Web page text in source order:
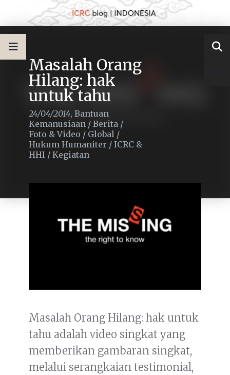
Masalah Orang
Hilang: hak
untuk tahu
24/04/2014, Bantuan
Kemanusiaan / Berita /
Foto & Video / Global /
Hukum Humaniter / ICRC &
HHI / Kegiatan
Masalah Orang Hilang: hak untuk
tahu adalah video singkat yang
memberikan gambaran singkat,
melalui serangkaian testimonial,